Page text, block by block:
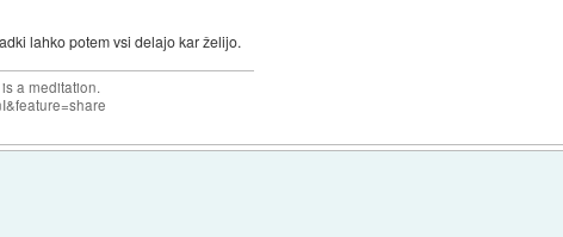
lahko potem vsi delajo kar želijo.
a meditation.